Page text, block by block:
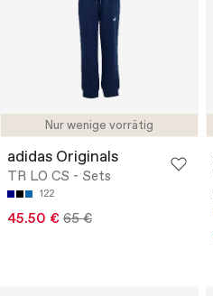
Nur wenige vorrätig
adidas Originals
TR LO CS - Sets
122
45.50 € 65 €